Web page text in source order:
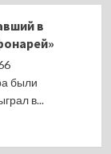
в
были
в...